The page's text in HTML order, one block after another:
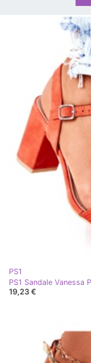
PS1
19,23 €